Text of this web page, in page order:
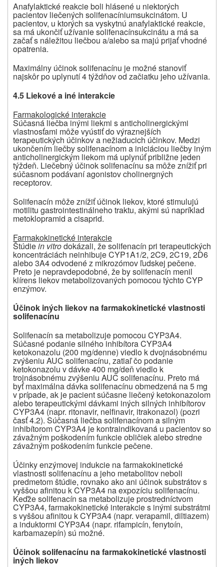
Anafylaktické reakcie boli hlásené u niektorých
pacientov liečených solifenacíniumsukcinátom. U
pacientov, u ktorých sa vyskytnú anafylaktické reakcie,
sa má ukončiť užívanie solifenacínsukcinátu a má sa
začať s náležitou liečbou a/alebo sa majú prijať vhodné
opatrenia.
Maximálny účinok solifenacínu je možné stanoviť
najskôr po uplynutí 4 týždňov od začiatku jeho užívania.
4.5 Liekové a iné interakcie
Farmakologické interakcie
Súčasná liečba inými liekmi s anticholinergickými
vlastnosťami môže vyústiť do výraznejších
terapeutických účinkov a nežiaducich účinkov. Medzi
ukončením liečby solifenacínom a iniciáciou liečby iným
anticholinergickým liekom má uplynúť približne jeden
týždeň. Liečebný účinok solifenacínu sa môže znížiť pri
súčasnom podávaní agonistov cholinergných
receptorov.
Solifenacín môže znížiť účinok liekov, ktoré stimulujú
motilitu gastrointestinálneho traktu, akými sú napríklad
metoklopramid a cisaprid.
Farmakokinetické interakcie
Štúdiein vitrodokázali, že solifenacín pri terapeutických
koncentráciách neinhibuje CYP1A1/2, 2C9, 2C19, 2D6
alebo 3A4 odvodené z mikrozómov ľudskej pečene.
Preto je nepravdepodobné, že by solifenacín menil
klírens liekov metabolizovaných pomocou týchto CYP
enzýmov.
Účinok iných liekov na farmakokinetické vlastnosti
solifenacínu
Solifenacín sa metabolizuje pomocou CYP3A4.
Súčasné podanie silného inhibítora CYP3A4
ketokonazolu (200 mg/denne) viedlo k dvojnásobnému
zvýšeniu AUC solifenacínu, zatiaľ čo podanie
ketokonazolu v dávke 400 mg/deň viedlo k
trojnásobnému zvýšeniu AUC solifenacínu. Preto má
byť maximálna dávka solifenacínu obmedzená na 5 mg
v prípade, ak je pacient súčasne liečený ketokonazolom
alebo terapeutickými dávkami iných silných inhibítorov
CYP3A4 (napr. ritonavir, nelfinavir, itrakonazol) (pozri
časť 4.2). Súčasná liečba solifenacínom a silným
inhibítorom CYP3A4 je kontraindikovaná u pacientov so
závažným poškodením funkcie obličiek alebo stredne
závažným poškodením funkcie pečene.
Účinky enzýmovej indukcie na farmakokinetické
vlastnosti solifenacínu a jeho metabolitov neboli
predmetom štúdie, rovnako ako ani účinok substrátov s
vyššou afinitou k CYP3A4 na expozíciu solifenacínu.
Keďže solifenacín sa metabolizuje prostredníctvom
CYP3A4, farmakokinetické interakcie s inými substrátmi
s vyššou afinitou k CYP3A4 (napr. verapamil, diltiazem)
a induktormi CYP3A4 (napr. rifampicín, fenytoín,
karbamazepín) sú možné.
Účinok solifenacínu na farmakokinetické vlastnosti
iných liekov